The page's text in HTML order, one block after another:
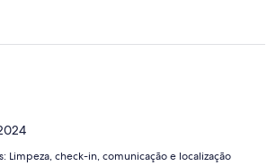
Limpeza, check-in, comunicação e localização